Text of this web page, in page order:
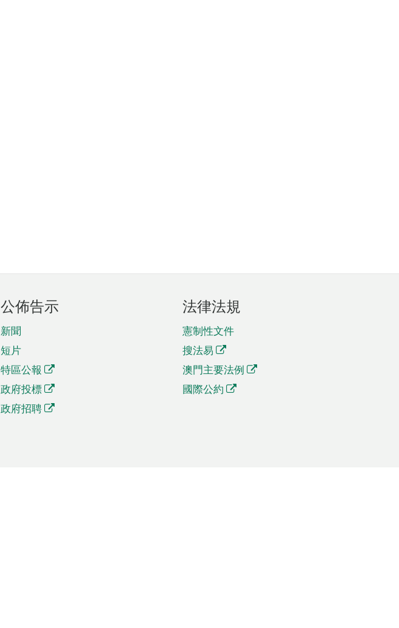
公佈告示
新聞
短片
特區公報
政府投標
政府招聘
法律法規
憲制性文件
搜法易
澳門主要法例
國際公約